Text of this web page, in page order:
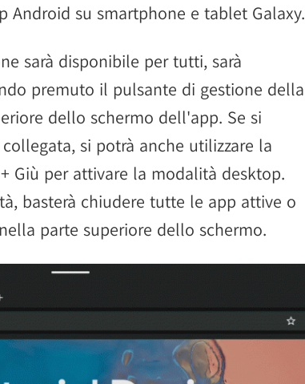
Android su smartphone e tablet Galaxy.
sarà disponibile per tutti, sarà
premuto il pulsante di gestione della
dello schermo dell'app. Se si
si potrà anche utilizzare la
Giù per attivare la modalità desktop.
basterà chiudere tutte le app attive o
parte superiore dello schermo.